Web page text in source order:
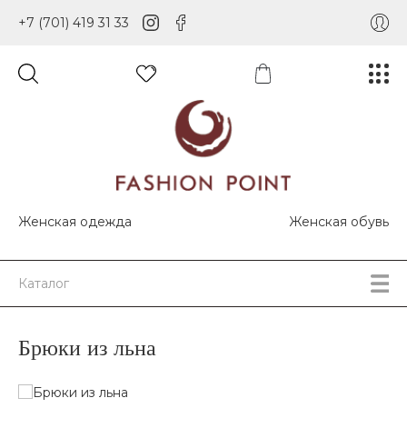
+7 (701) 419 31 33
Женская одежда Женская обувь
Каталог
Брюки из льна